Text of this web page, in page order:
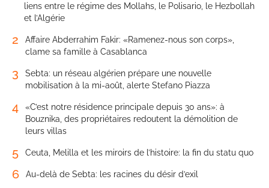
liens entre le régime des Mollahs, le Polisario, le Hezbollah
et l’Algérie
2
Affaire Abderrahim Fakir: «Ramenez-nous son corps»,
clame sa famille à Casablanca
3
Sebta: un réseau algérien prépare une nouvelle
mobilisation à la mi-août, alerte Stefano Piazza
4
«C’est notre résidence principale depuis 30 ans»: à
Bouznika, des propriétaires redoutent la démolition de
leurs villas
5 Ceuta, Melilla et les miroirs de l’histoire: la fin du statu quo
6 Au-delà de Sebta: les racines du désir d’exil